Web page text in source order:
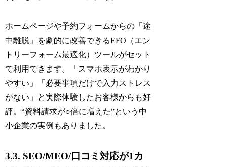
ホームページや予約フォームからの「途
中離脱」を劇的に改善できるEFO（エン
トリーフォーム最適化）ツールがセット
で利用できます。「スマホ表示がわかり
やすい」「必要事項だけで入力ストレス
がない」と実際体験したお客様からも好
評。“資料請求が○倍に増えた”という中
小企業の実例もありました。
3.3. SEO/MEO/口コミ対応が1カ